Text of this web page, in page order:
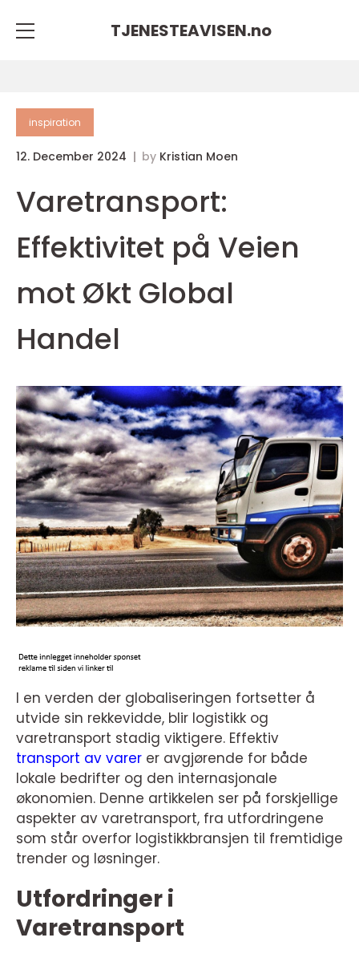
TJENESTEAVISEN.no
inspiration
12. December 2024 by Kristian Moen
Varetransport:
Effektivitet på Veien
mot Økt Global
Handel
I en verden der globaliseringen fortsetter å
utvide sin rekkevidde, blir logistikk og
varetransport stadig viktigere. Effektiv
transport av varer er avgjørende for både
lokale bedrifter og den internasjonale
økonomien. Denne artikkelen ser på forskjellige
aspekter av varetransport, fra utfordringene
som står overfor logistikkbransjen til fremtidige
trender og løsninger.
Utfordringer i
Varetransport